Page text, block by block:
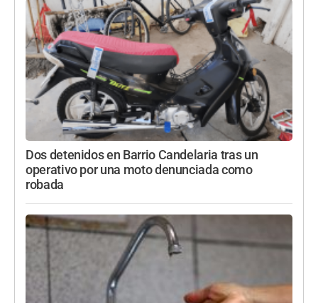
Dos detenidos en Barrio Candelaria tras un
operativo por una moto denunciada como
robada